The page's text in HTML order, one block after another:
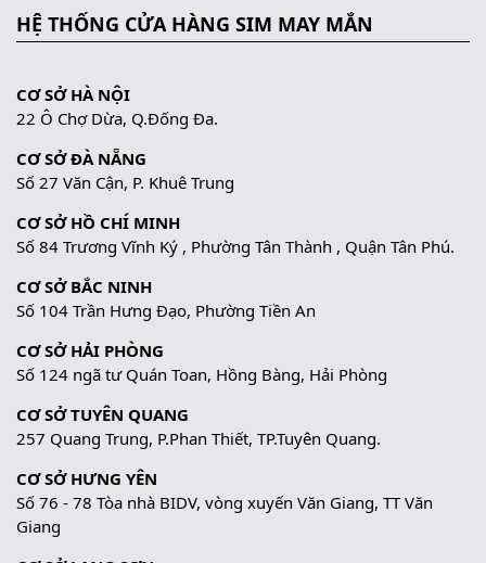
HỆ THỐNG CỬA HÀNG SIM MAY MẮN
CƠ SỞ HÀ NỘI
22 Ô Chợ Dừa, Q.Đống Đa.
CƠ SỞ ĐÀ NẴNG
Số 27 Văn Cận, P. Khuê Trung
CƠ SỞ HỒ CHÍ MINH
Số 84 Trương Vĩnh Ký , Phường Tân Thành , Quận Tân Phú.
CƠ SỞ BẮC NINH
Số 104 Trần Hưng Đạo, Phường Tiền An
CƠ SỞ HẢI PHÒNG
Số 124 ngã tư Quán Toan, Hồng Bàng, Hải Phòng
CƠ SỞ TUYÊN QUANG
257 Quang Trung, P.Phan Thiết, TP.Tuyên Quang.
CƠ SỞ HƯNG YÊN
Số 76 - 78 Tòa nhà BIDV, vòng xuyến Văn Giang, TT Văn
Giang